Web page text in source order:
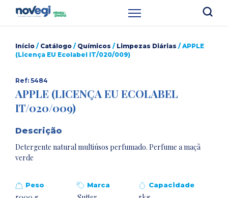
Início / Catálogo / Químicos / Limpezas Diárias / APPLE
(Licença EU Ecolabel IT/020/009)
Ref: 5484
APPLE (LICENÇA EU ECOLABEL
IT/020/009)
Descrição
Detergente natural multiúsos perfumado. Perfume a maçã
verde
Peso Marca Capacidade